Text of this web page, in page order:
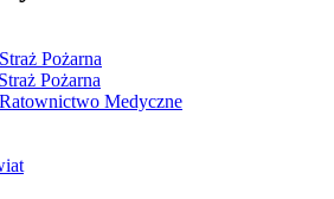
Pożarna
Pożarna
Medyczne